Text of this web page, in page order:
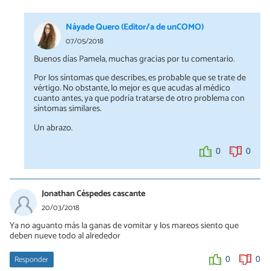
Náyade Quero (Editor/a de unCOMO)
07/05/2018
Buenos días Pamela, muchas gracias por tu comentario.
Por los síntomas que describes, es probable que se trate de
vértigo. No obstante, lo mejor es que acudas al médico
cuanto antes, ya que podría tratarse de otro problema con
síntomas similares.
Un abrazo.
0 0
Jonathan Céspedes cascante
20/03/2018
Ya no aguanto más la ganas de vomitar y los mareos siento que
deben nueve todo al alrededor
Responder 0 0